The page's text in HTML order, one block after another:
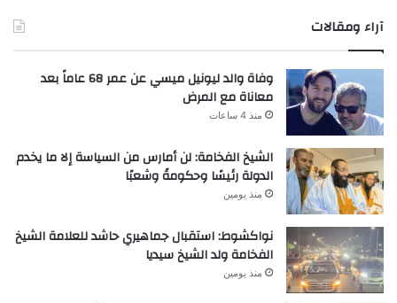
آراء ومقالات
وفاة والد ليونيل ميسي عن عمر 68 عاماً بعد
معاناة مع المرض
منذ 4 ساعات
الشيخ الفخامة: لن أمارس من السياسة إلا ما يخدم
الدولة رئيسًا وحكومةً وشعبًا
منذ يومين
نواكشوط: استقبال جماهيري حاشد للعلامة الشيخ
الفخامة ولد الشيخ سيديا
منذ يومين